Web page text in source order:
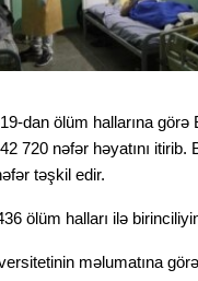
dan ölüm hallarına görə
720 nəfər həyatını itirib.
təşkil edir.
ölüm halları ilə
məlumatına